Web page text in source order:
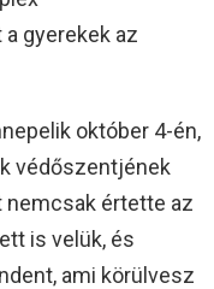
gyerekek az
október 4-én,
védőszentjének
nemcsak értette az
is velük, és
ami körülvesz